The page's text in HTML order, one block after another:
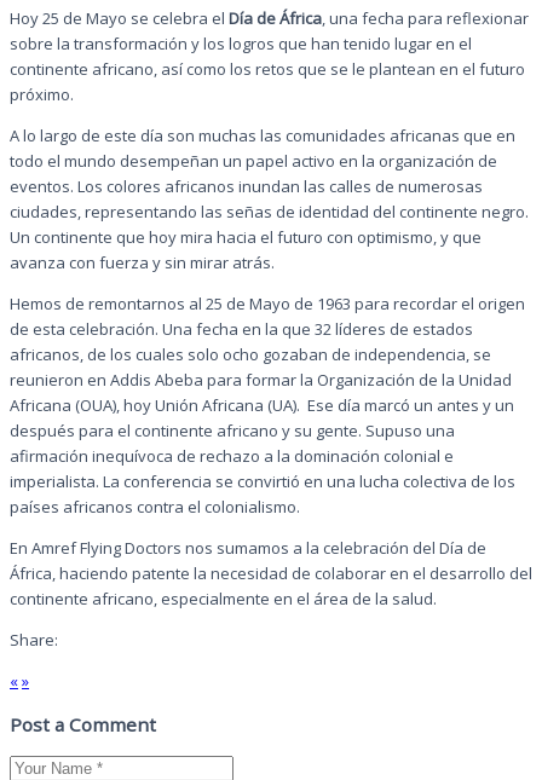
Hoy 25 de Mayo se celebra el Día de África, una fecha para reflexionar
sobre la transformación y los logros que han tenido lugar en el
continente africano, así como los retos que se le plantean en el futuro
próximo.
A lo largo de este día son muchas las comunidades africanas que en
todo el mundo desempeñan un papel activo en la organización de
eventos. Los colores africanos inundan las calles de numerosas
ciudades, representando las señas de identidad del continente negro.
Un continente que hoy mira hacia el futuro con optimismo, y que
avanza con fuerza y sin mirar atrás.
Hemos de remontarnos al 25 de Mayo de 1963 para recordar el origen
de esta celebración. Una fecha en la que 32 líderes de estados
africanos, de los cuales solo ocho gozaban de independencia, se
reunieron en Addis Abeba para formar la Organización de la Unidad
Africana (OUA), hoy Unión Africana (UA). Ese día marcó un antes y un
después para el continente africano y su gente. Supuso una
afirmación inequívoca de rechazo a la dominación colonial e
imperialista. La conferencia se convirtió en una lucha colectiva de los
países africanos contra el colonialismo.
En Amref Flying Doctors nos sumamos a la celebración del Día de
África, haciendo patente la necesidad de colaborar en el desarrollo del
continente africano, especialmente en el área de la salud.
Share:
«»
Post a Comment